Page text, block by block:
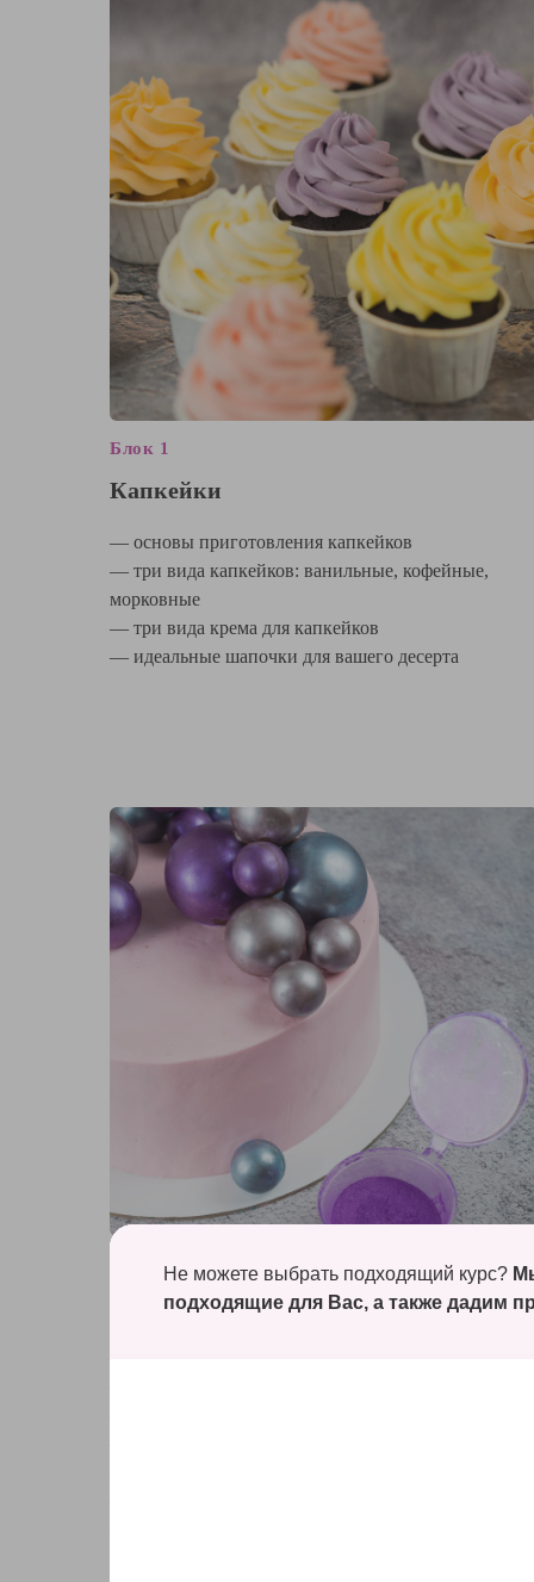
Не можете выбрать подходящий курс?
подходящие для Вас, а также дадим
Блок 1
Капкейки
— основы приготовления капкейков
— три вида капкейков: ванильные, кофейные,
морковные
— три вида крема для капкейков
— идеальные шапочки для вашего десерта
Блок 4
Бисквитный торт «Шоколадный»